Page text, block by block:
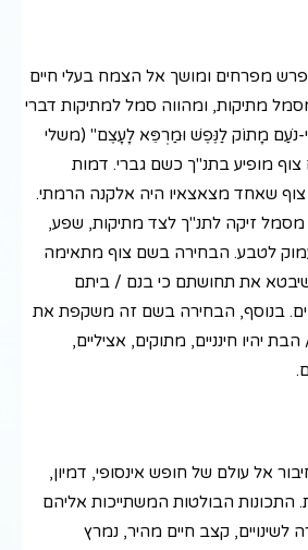
מפרחים ומושך אל הצמח בעלי חיים
מתיקות, ומהווה סמל למתיקות דברי
נֹעַם מָתוֹק לַנֶּפֶשׁ וּמַרְפֵּא לָעָצֶם" (משלי
מופיע בתנ"ך כשם גברי. דמות
שאחד מצאצאיו היה אלקנה הרמתי.
זיקה לתנ"ך לצד מתיקות, שפע,
עמוק לטבע. הבחירה בשם צוף מתאימה
את תחושתם כי בנם / ביתם
בנוסף, הבחירה בשם זה משקפת את
יהיו חינניים, מתוקים, אציליים,
אל עולם של חופש אינסופי, דמיון,
התכונות הבולטות המשתייכות אליהם
לשינויים, קצב חיים מהיר, נמרץ